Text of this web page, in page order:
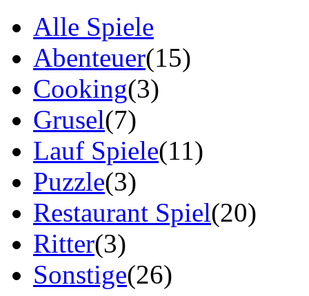
Alle Spiele
Abenteuer(15)
Cooking(3)
Grusel(7)
Lauf Spiele(11)
Puzzle(3)
Restaurant Spiel(20)
Ritter(3)
Sonstige(26)